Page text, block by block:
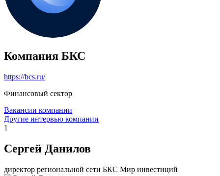
Компания БКС
https://bcs.ru/
Финансовый сектор
Вакансии компании
Другие интервью компании
1
Сергей Данилов
директор региональной сети БКС Мир инвестиций